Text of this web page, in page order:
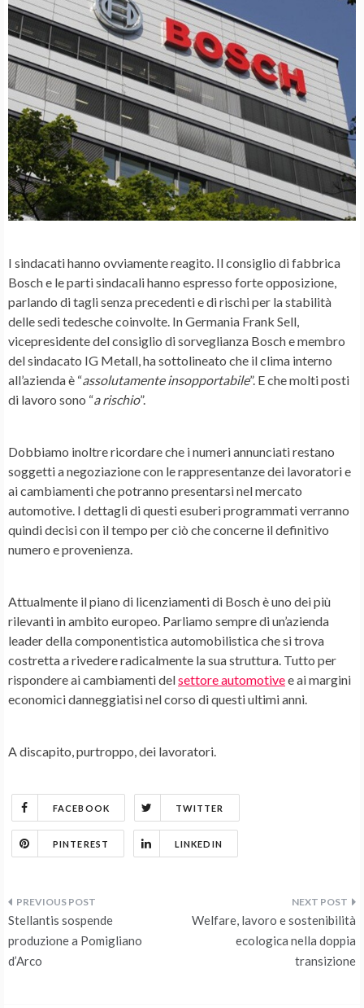
I sindacatihanno ovviamente reagito. Il consiglio di fabbrica
Bosch e le parti sindacali hanno espresso forte opposizione,
parlando di tagli senza precedenti e di rischi per la stabilità
delle sedi tedesche coinvolte. In Germania Frank Sell,
vicepresidente del consiglio di sorveglianza Bosch e membro
del sindacato IG Metall, ha sottolineato che il clima interno
all’azienda è “assolutamente insopportabile”. E che molti posti
di lavoro sono “a rischio”.
Dobbiamo inoltre ricordare che i numeri annunciati restano
soggetti a negoziazione con le rappresentanze dei lavoratori e
ai cambiamenti che potranno presentarsi nel mercato
automotive. I dettagli di questi esuberi programmati verranno
quindi decisi con il tempo per ciò che concerne il definitivo
numero e provenienza.
Attualmente ilpiano di licenziamenti di Boschè uno dei più
rilevanti in ambito europeo. Parliamo sempre di un’azienda
leader della componentistica automobilistica che si trova
costretta a rivedere radicalmente la sua struttura. Tutto per
rispondere ai cambiamenti delsettore automotivee ai margini
economici danneggiatisi nel corso di questi ultimi anni.
A discapito, purtroppo, dei lavoratori.
FACEBOOK TWITTER
PINTEREST LINKEDIN
Navigazione
articoli
Stellantis sospende
produzione a Pomigliano
d’Arco
Welfare, lavoro e sostenibilità
ecologica nella doppia
transizione